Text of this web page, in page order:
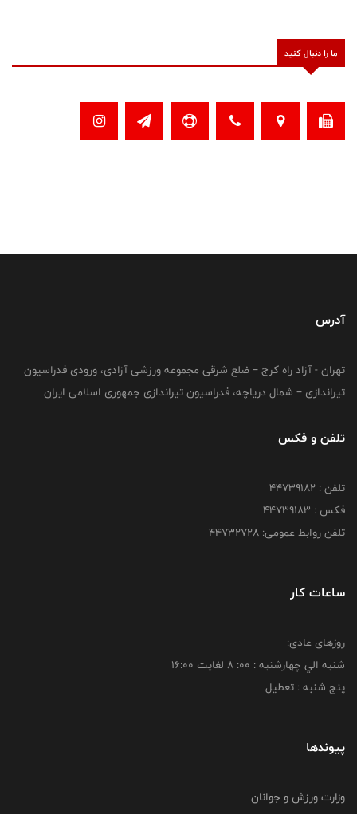
ما را دنبال کنید
آدرس
تهران - آزاد راه کرج – ضلع شرقی مجموعه ورزشی آزادی، ورودی فدراسیون
تیراندازی – شمال دریاچه، فدراسیون تیراندازی جمهوری اسلامی ایران
تلفن و فکس
تلفن : ۴۴۷۳۹۱۸۲
فکس : ۴۴۷۳۹۱۸3
تلفن روابط عمومی: ۴۴۷۳۲۷۲۸
ساعات کار
روزهای عادی:
شنبه الي چهارشنبه : 00: 8 لغايت 16:00
پنج شنبه : تعطیل
پیوندها
وزارت ورزش و جوانان